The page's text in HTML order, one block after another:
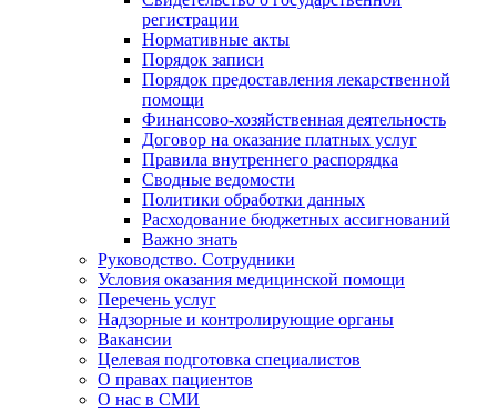
регистрации
Нормативные акты
Порядок записи
Порядок предоставления лекарственной
помощи
Финансово-хозяйственная деятельность
Договор на оказание платных услуг
Правила внутреннего распорядка
Сводные ведомости
Политики обработки данных
Расходование бюджетных ассигнований
Важно знать
Руководство. Сотрудники
Условия оказания медицинской помощи
Перечень услуг
Надзорные и контролирующие органы
Вакансии
Целевая подготовка специалистов
О правах пациентов
О нас в СМИ